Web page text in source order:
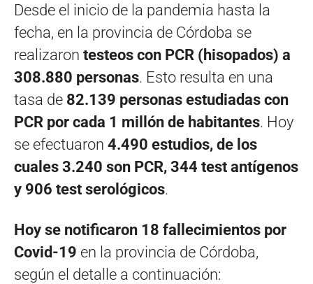
Desde el inicio de la pandemia hasta la
fecha, en la provincia de Córdoba se
realizaron testeos con PCR (hisopados) a
308.880 personas. Esto resulta en una
tasa de 82.139 personas estudiadas con
PCR por cada 1 millón de habitantes. Hoy
se efectuaron 4.490 estudios, de los
cuales 3.240 son PCR, 344 test antígenos
y 906 test serológicos.
Hoy se notificaron 18 fallecimientos por
Covid-19 en la provincia de Córdoba,
según el detalle a continuación: